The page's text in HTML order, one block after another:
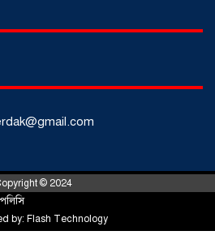
শর্টগান
০৩ আগস্ট ২০২৬
© 2024
by: Flash Technology